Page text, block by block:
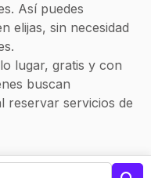
Así puedes
elijas, sin necesidad
lugar, gratis y con
buscan
reservar servicios de